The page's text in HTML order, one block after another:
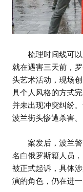
梳理时间线可以
就在遇害三天前，
头艺术活动，现场
具个人风格的方式
并未出现冲突纠纷
波兰街头惨遭杀害。
案发后，波兰警
名白俄罗斯籍人员
被正式起诉，具体
演的角色，仍在进